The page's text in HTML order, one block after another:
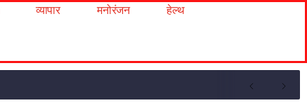
व्यापार मनोरंजन
हेल्थ